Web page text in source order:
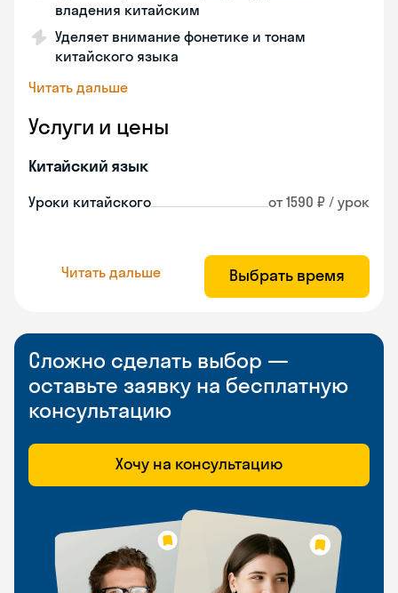
владения китайским
Уделяет внимание фонетике и тонам
китайского языка
Читать дальше
Услуги и цены
Китайский язык
Уроки китайского от 1590 ₽ / урок
Читать дальше Выбрать время
Сложно сделать выбор —
оставьте заявку на бесплатную
консультацию
Хочу на консультацию